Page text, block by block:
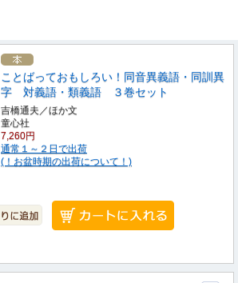
ことばっておもしろい！同音異義語・同訓異
字 対義語・類義語 ３巻セット
吉橋通夫／ほか文
童心社
7,260円
通常１～２日で出荷
(！お盆時期の出荷について！)